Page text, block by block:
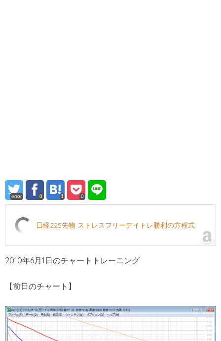
error 0 0
日経225先物 ストレスフリーデイトレ勝利の方程式
2010年6月1日のチャートトレーニング
【前日のチャート】